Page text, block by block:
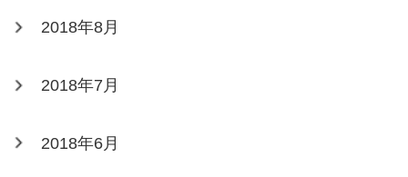
2018年8月
2018年7月
2018年6月